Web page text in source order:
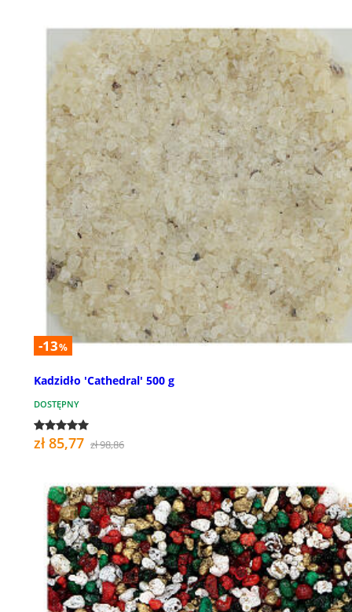
-13%
Kadzidło 'Cathedral' 500 g
DOSTĘPNY
zł 85,77 zł 98,86